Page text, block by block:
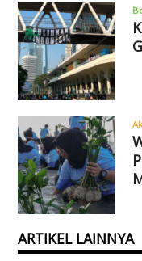
ARTIKEL LAINNYA